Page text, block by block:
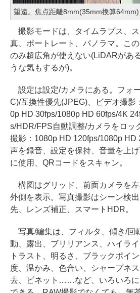
望遠。焦点距離8mm(35mm換算64mm)
撮影モードは、タイムラプス、
真、ポートレート、パノラマ。こ
のみ超広角が使えない(LiDARがあ
うな気もするが)。
設定は設定/カメラにある。フォ
C)/互換性優先(JPEG)、ビデオ撮影
0p HD 30fps/1080p HD 60fps/4K
s/HDR/FPS自動調整/カメラをロッ
撮影：1080p HD 120fps/1080p HD
声を録音、設定を保持、音量を上
に使用、QRコードをスキャン。
構図はグリッド、前面カメラを
外側を表示。写真撮影はシーン検
先、レンズ補正、スマートHDR。
写真/編集は、フィルタ、傾き/回
動、露出、ブリリアンス、ハイラ
トラスト、明るさ、ブラックポイ
度、温かみ、色合い、シャープネ
去、ビネット……など、いろいろに